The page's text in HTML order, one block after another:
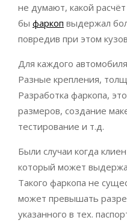
не думают, какой
бы фаркоп выдержал
повредив при этом
Для каждого
Разные крепления,
Разработка фаркопа,
размеров, создание
тестирование и т.д.
Были случаи когда
который может
Такого фаркопа не
может превышать
указанного в тех.